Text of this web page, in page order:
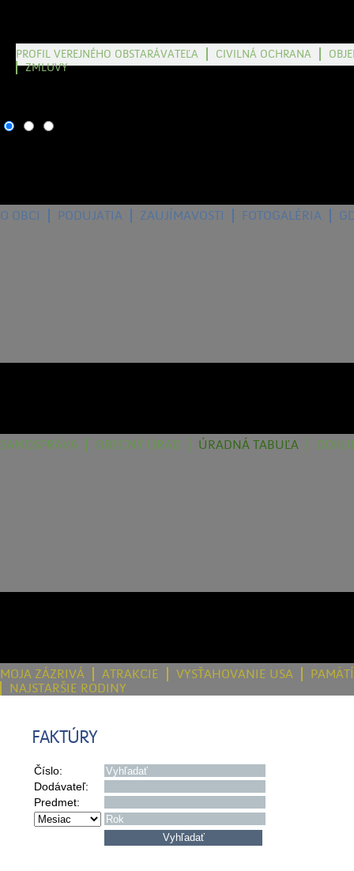
O OBCI PODUJATIA ZAUJÍMAVOSTI FOTOGALÉRIA
SAMOSPRÁVA OBECNÝ ÚRAD ÚRADNÁ TABUĽA
PROFIL VEREJNÉHO OBSTARÁVATEĽA CIVILNÁ OCHRANA
ZMLUVY
MOJA ZÁZRIVÁ ATRAKCIE VYSŤAHOVANIE USA
NAJSTARŠIE RODINY
FAKTÚRY
Číslo:
Dodávateľ:
Predmet: